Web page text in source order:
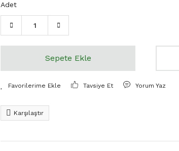
Adet
Sepete Ekle
Tavsiye Et Yorum Yaz
Karşılaştır